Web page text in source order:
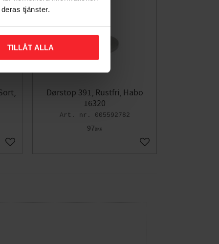
tjänster.
TILLÅT ALLA
Gem som favorit
Dørstop 391, Rustfri, Habo
16320
005592782
97DKK
Gem som favorit